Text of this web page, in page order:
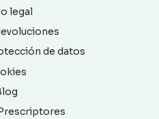
legal
de datos